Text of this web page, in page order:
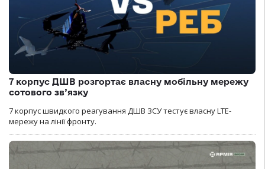
7 корпус ДШВ розгортає власну мобільну мережу
сотового зв’язку
7 корпус швидкого реагування ДШВ ЗСУ тестує власну LTE-
мережу на лінії фронту.